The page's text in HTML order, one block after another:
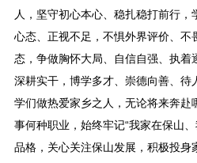
人，坚守初心本心、稳扎稳打前行
心态、正视不足，不惧外界评价、不
态，争做胸怀大局、自信自强、执着
深耕实干，博学多才、崇德向善、待
学们做热爱家乡之人，无论将来奔赴
事何种职业，始终牢记“我家在保山
品格，关心关注保山发展，积极投身